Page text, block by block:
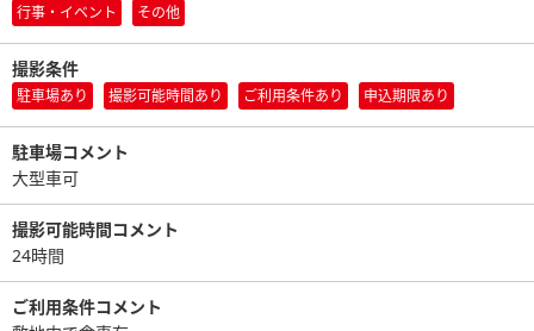
行事・イベント
その他
撮影条件
駐車場あり 撮影可能時間あり ご利用条件あり 申込期限あり
駐車場コメント
大型車可
撮影可能時間コメント
24時間
ご利用条件コメント